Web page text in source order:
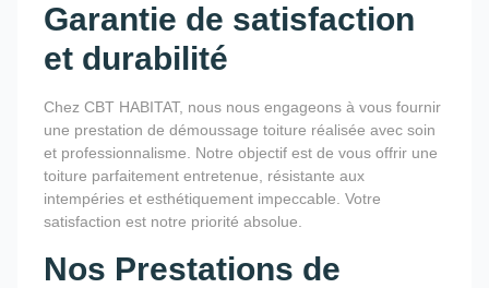
Garantie de satisfaction
et durabilité
Chez CBT HABITAT, nous nous engageons à vous fournir
une prestation de démoussage toiture réalisée avec soin
et professionnalisme. Notre objectif est de vous offrir une
toiture parfaitement entretenue, résistante aux
intempéries et esthétiquement impeccable. Votre
satisfaction est notre priorité absolue.
Nos Prestations de